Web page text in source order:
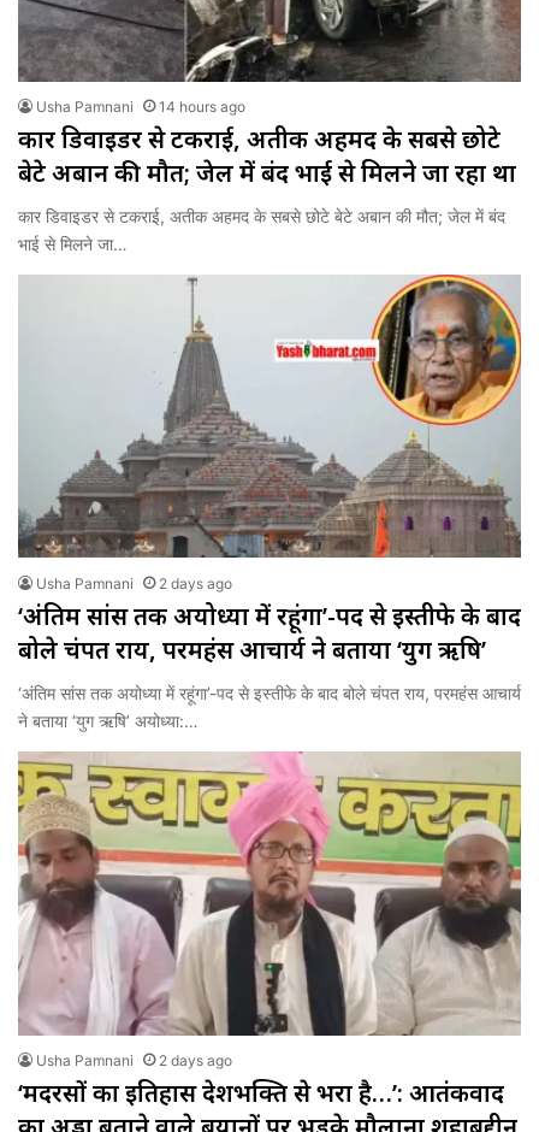
Usha Pamnani 14 hours ago
कार डिवाइडर से टकराई, अतीक अहमद के सबसे छोटे
बेटे अबान की मौत; जेल में बंद भाई से मिलने जा रहा था
कार डिवाइडर से टकराई, अतीक अहमद के सबसे छोटे बेटे अबान की मौत; जेल में बंद
भाई से मिलने जा…
Usha Pamnani 2 days ago
‘अंतिम सांस तक अयोध्या में रहूंगा’-पद से इस्तीफे के बाद
बोले चंपत राय, परमहंस आचार्य ने बताया ‘युग ऋषि’
‘अंतिम सांस तक अयोध्या में रहूंगा’-पद से इस्तीफे के बाद बोले चंपत राय, परमहंस आचार्य
ने बताया ‘युग ऋषि’ अयोध्या:…
Usha Pamnani 2 days ago
‘मदरसों का इतिहास देशभक्ति से भरा है…’: आतंकवाद